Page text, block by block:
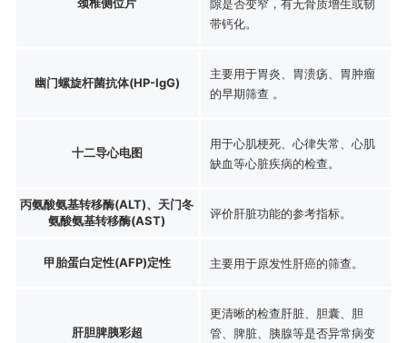
隙是否变窄，有无骨质增生或韧
带钙化。
幽门螺旋杆菌抗体(HP-IgG)
主要用于胃炎、胃溃疡、胃肿瘤
的早期筛查 。
十二导心电图
用于心肌梗死、心律失常、心肌
缺血等心脏疾病的检查。
丙氨酸氨基转移酶(ALT)、天门冬
氨酸氨基转移酶(AST)
评价肝脏功能的参考指标。
甲胎蛋白定性(AFP)定性 主要用于原发性肝癌的筛查。
肝胆脾胰彩超
更清晰的检查肝脏、胆囊、胆
管、脾脏、胰腺等是否异常病变